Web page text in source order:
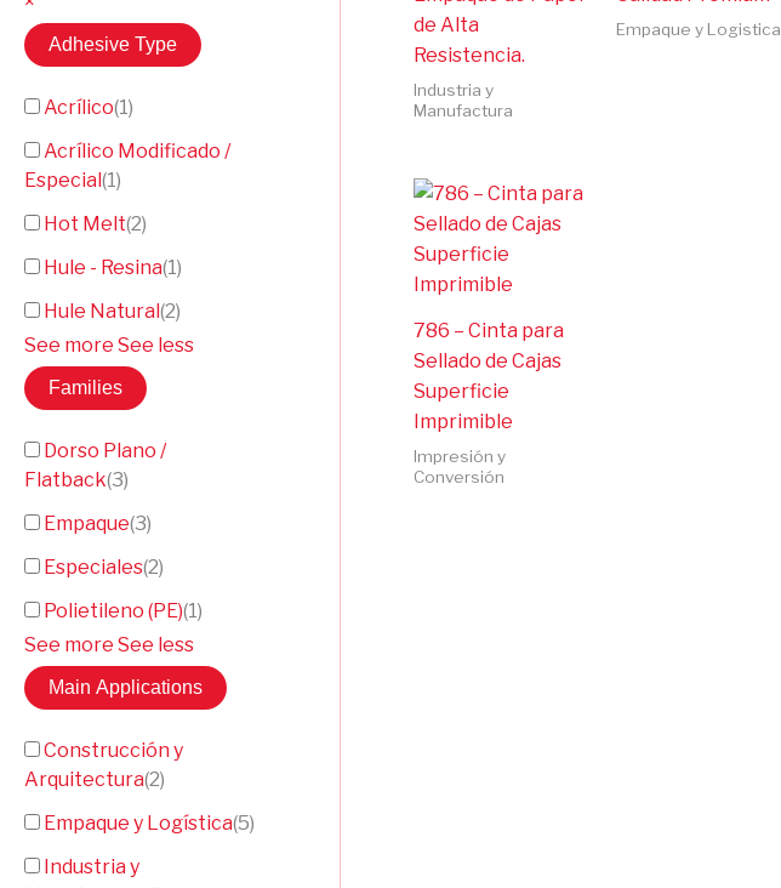
Adhesive Type
Acrílico(1)
Acrílico Modificado /
Especial (1)
Hot Melt(2)
Hule - Resina(1)
Hule Natural (2)
See more See less
Families
Dorso Plano /
Flatback(3)
Empaque(3)
Especiales(2)
Polietileno (PE)(1)
See more See less
Main Applications
Construcción y
Arquitectura(2)
Empaque y Logística(5)
Industria y
de Alta
Resistencia.
Industria y
Manufactura
Empaque y Logistica
786 – Cinta para
Sellado de Cajas
Superficie
Imprimible
Impresión y
Conversión